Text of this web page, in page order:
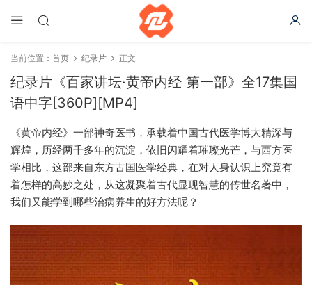
当前位置： 首页 纪录片 正文
纪录片《百家讲坛·黄帝内经 第一部》全17集国
语中字[360P][MP4]
《黄帝内经》一部神奇医书，承载着中国古代医学博大精深与
辉煌，历经两千多年的沉淀，依旧闪耀着璀璨光芒，与西方医
学相比，这部来自东方古国医学经典，在对人身认识上究竟有
着怎样的高妙之处，从这凝聚着古代显现智慧的传世名著中，
我们又能学到哪些治病养生的好方法呢？